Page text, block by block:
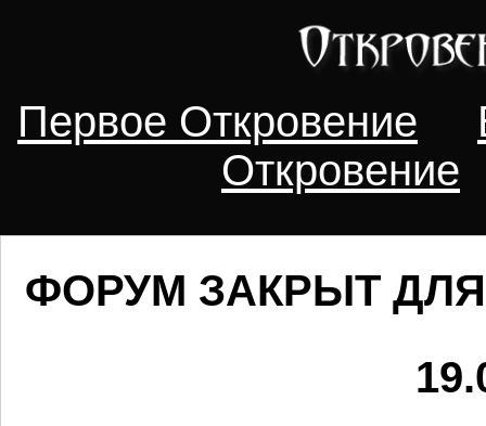
Первое Откровение
Откровение
ФОРУМ ЗАКРЫТ